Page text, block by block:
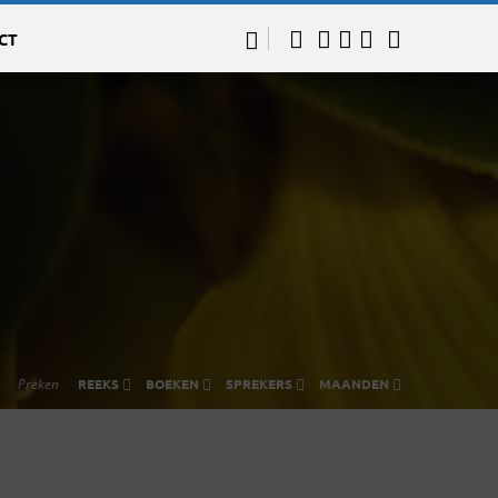
Preken REEKS BOEKEN SPREKERS MAANDEN